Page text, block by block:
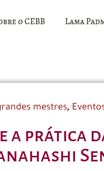
o CEBB Lama
mestres,
prática